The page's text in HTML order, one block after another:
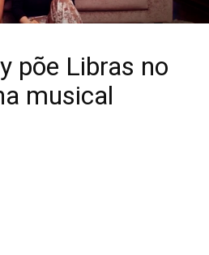
põe Libras no
musical